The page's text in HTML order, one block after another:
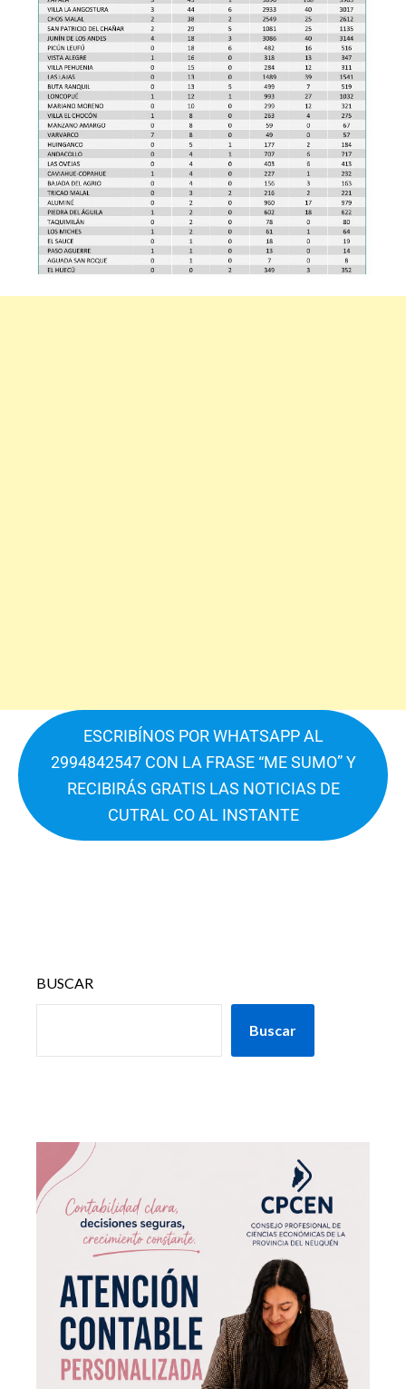
ESCRIBÍNOS POR WHATSAPP AL
2994842547 CON LA FRASE “ME SUMO” Y
RECIBIRÁS GRATIS LAS NOTICIAS DE
CUTRAL CO AL INSTANTE
BUSCAR
Buscar